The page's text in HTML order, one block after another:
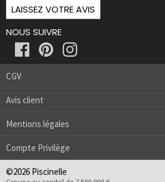
LAISSEZ VOTRE AVIS
NOUS SUIVRE
CGV
Avis client
Mentions légales
Compte Privilège
©2026 Piscinelle